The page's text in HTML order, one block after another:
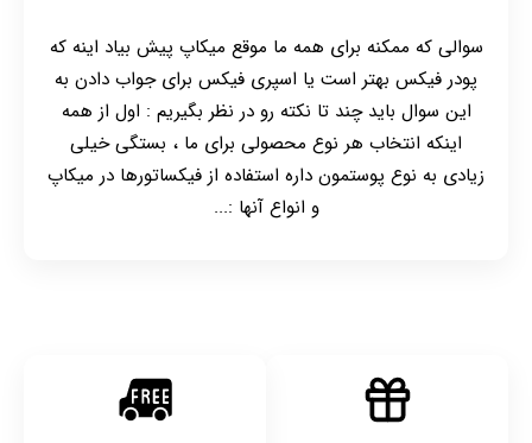
سوالی که ممکنه برای همه ما موقع میکاپ پیش بیاد اینه که
پودر فیکس بهتر است یا اسپری فیکس برای جواب دادن به
این سوال باید چند تا نکته رو در نظر بگیریم : اول از همه
اینکه انتخاب هر نوع محصولی برای ما ، بستگی خیلی
زیادی به نوع پوستمون داره استفاده از فیکساتورها در میکاپ
و انواع آنها :...